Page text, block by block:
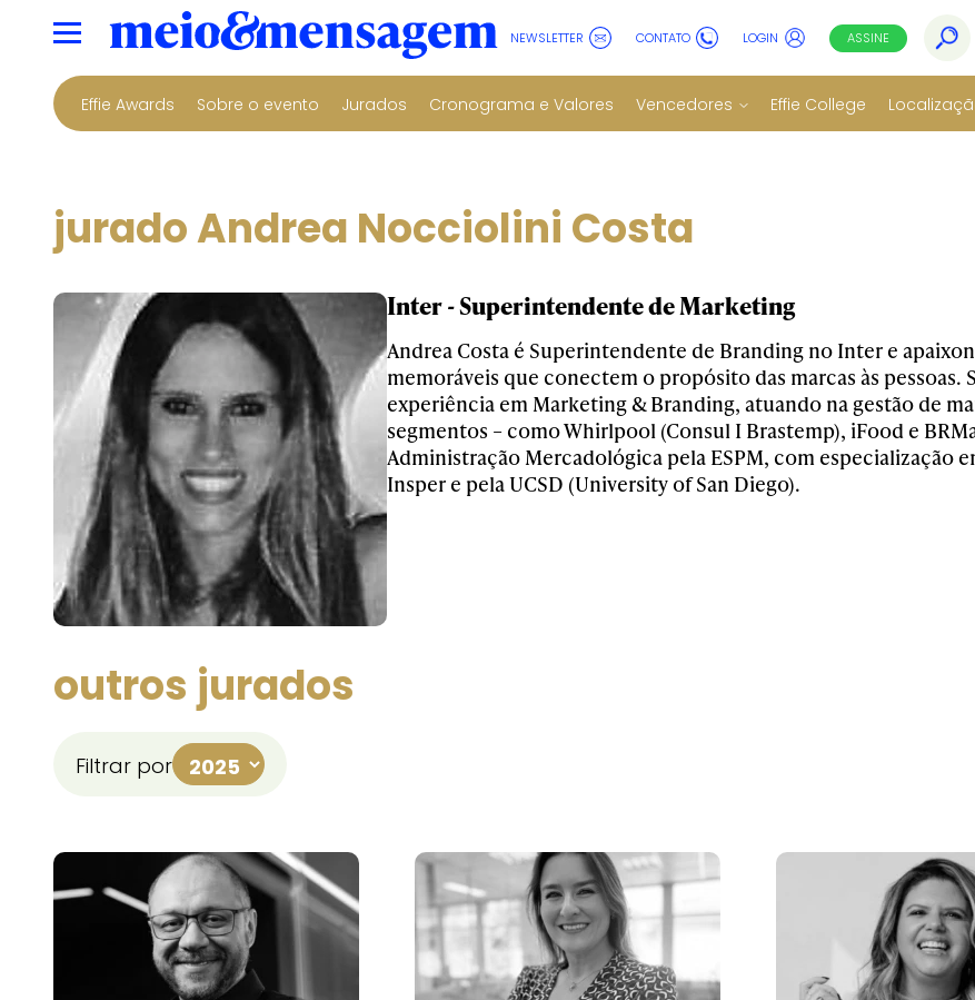
NEWSLETTER CONTATO LOGIN ASSINE
Effie Awards Sobre o evento Jurados Cronograma e Valores Vencedores Effie College
jurado Andrea Nocciolini Costa
Inter - Superintendente de Marketing
Andrea Costa é Superintendente de Branding no Inter e
memoráveis que conectem o propósito das marcas às pessoas.
experiência em Marketing & Branding, atuando na gestão de
segmentos – como Whirlpool (Consul I Brastemp), iFood e
Administração Mercadológica pela ESPM, com especialização
Insper e pela UCSD (University of San Diego).
outros jurados
Filtrar por